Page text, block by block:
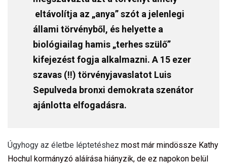
eltávolítja az „anya” szót a jelenlegi
állami törvényből, és helyette a
biológiailag hamis „terhes szülő”
kifejezést fogja alkalmazni. A 15 ezer
szavas (!!) törvényjavaslatot Luis
Sepulveda bronxi demokrata szenátor
ajánlotta elfogadásra.
Úgyhogy az életbe léptetéshez most már mindössze Kathy
Hochul kormányzó aláírása hiányzik, de ez napokon belül